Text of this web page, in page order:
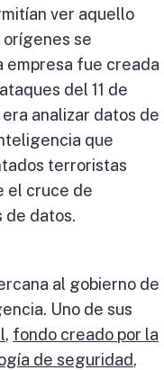
ver aquello
orígenes se
empresa fue creada
del 11 de
analizar datos de
que
terroristas
el cruce de
de datos.
al gobierno de
Uno de sus
, fondo creado por la
de seguridad,